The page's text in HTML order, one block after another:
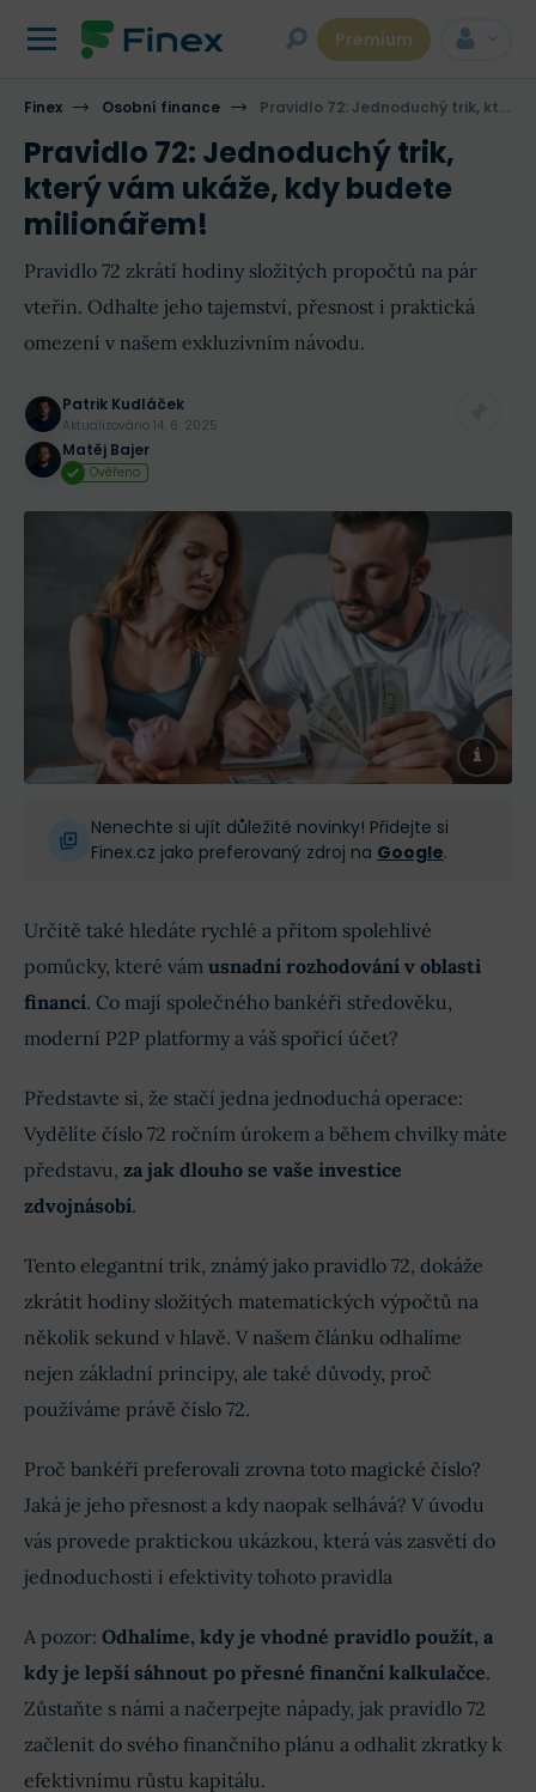
Premium
Finex Osobní finance Pravidlo 72: Jednoduchý trik, který vám ukáže, kdy budete milionářem!
Pravidlo 72: Jednoduchý trik,
který vám ukáže, kdy budete
milionářem!
Pravidlo 72 zkrátí hodiny složitých propočtů na pár
vteřin. Odhalte jeho tajemství, přesnost i praktická
omezení v našem exkluzivním návodu.
Patrik Kudláček
Aktualizováno 14. 6. 2025
Matěj Bajer
Ověřeno
Nenechte si ujít důležité novinky! Přidejte si
Finex.cz jako preferovaný zdroj na Google.
Určitě také hledáte rychlé a přitom spolehlivé
pomůcky, které vám usnadní rozhodování v oblasti
financí. Co mají společného bankéři středověku,
moderní P2P platformy a váš spořicí účet?
Představte si, že stačí jedna jednoduchá operace:
Vydělíte číslo 72 ročním úrokem a během chvilky máte
představu, za jak dlouho se vaše investice
zdvojnásobí.
Tento elegantní trik, známý jako pravidlo 72, dokáže
zkrátit hodiny složitých matematických výpočtů na
několik sekund v hlavě. V našem článku odhalíme
nejen základní principy, ale také důvody, proč
používáme právě číslo 72.
Proč bankéři preferovali zrovna toto magické číslo?
Jaká je jeho přesnost a kdy naopak selhává? V úvodu
vás provede praktickou ukázkou, která vás zasvětí do
jednoduchosti i efektivity tohoto pravidla
A pozor: Odhalíme, kdy je vhodné pravidlo použít, a
kdy je lepší sáhnout po přesné finanční kalkulačce.
Zůstaňte s námi a načerpejte nápady, jak pravidlo 72
začlenit do svého finančního plánu a odhalit zkratky k
efektivnímu růstu kapitálu.